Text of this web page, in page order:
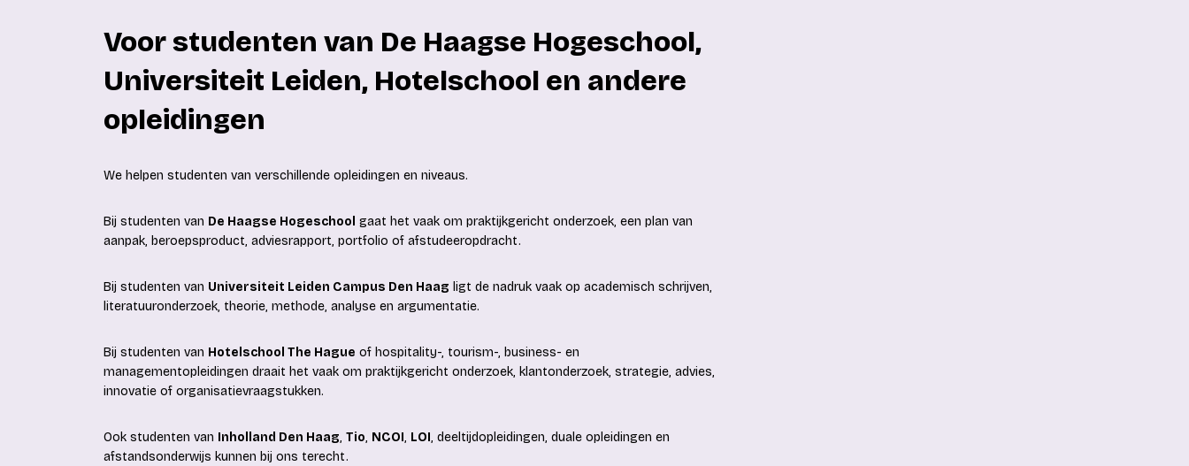
Voor studenten van De Haagse Hogeschool,
Universiteit Leiden, Hotelschool en andere
opleidingen
We helpen studenten van verschillende opleidingen en niveaus.
Bij studenten van De Haagse Hogeschool gaat het vaak om praktijkgericht onderzoek, een plan van
aanpak, beroepsproduct, adviesrapport, portfolio of afstudeeropdracht.
Bij studenten van Universiteit Leiden Campus Den Haag ligt de nadruk vaak op academisch schrijven,
literatuuronderzoek, theorie, methode, analyse en argumentatie.
Bij studenten van Hotelschool The Hague of hospitality-, tourism-, business- en
managementopleidingen draait het vaak om praktijkgericht onderzoek, klantonderzoek, strategie, advies,
innovatie of organisatievraagstukken.
Ook studenten van Inholland Den Haag, Tio, NCOI, LOI, deeltijdopleidingen, duale opleidingen en
afstandsonderwijs kunnen bij ons terecht.